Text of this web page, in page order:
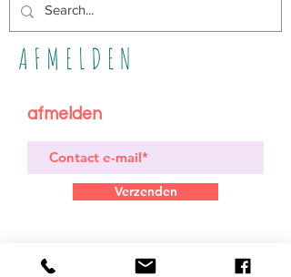
AFMELDEN
afmelden
Verzenden